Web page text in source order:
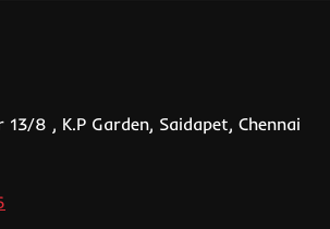
8 , K.P Garden, Saidapet, Chennai